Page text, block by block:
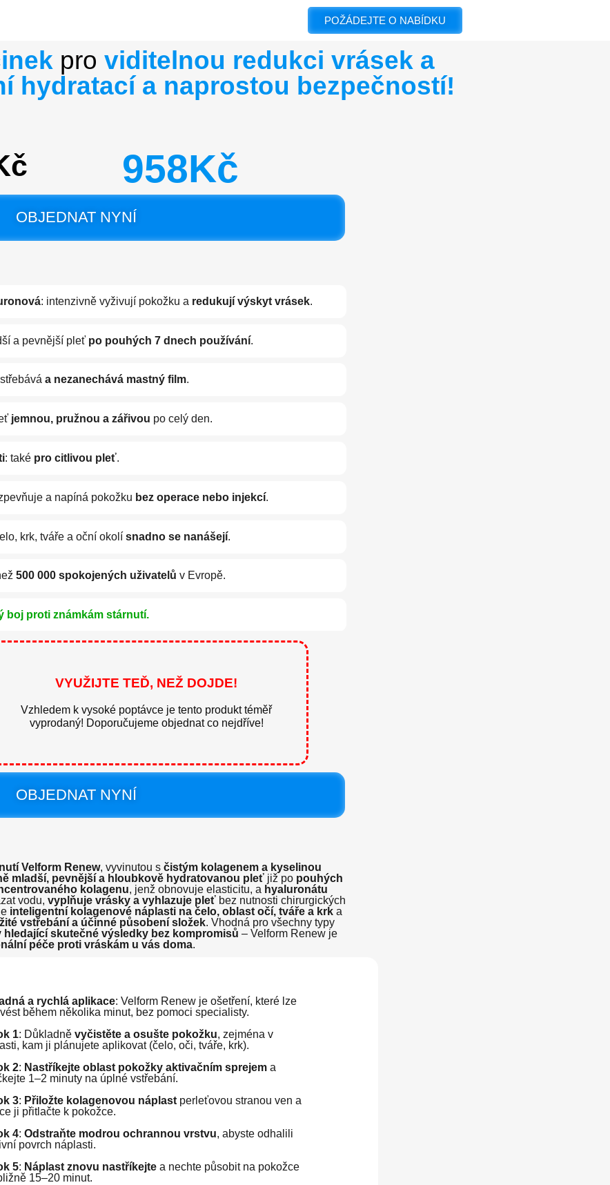
POŽÁDEJTE O NABÍDKU
pro viditelnou redukci vrásek a
hydratací a naprostou bezpečností!
958Kč
OBJEDNAT NYNÍ
: intenzivně vyživují pokožku a redukují výskyt vrásek.
a pevnější pleť po pouhých 7 dnech používání.
a nezanechává mastný film.
jemnou, pružnou a zářivou po celý den.
: také pro citlivou pleť.
a napíná pokožku bez operace nebo injekcí.
krk, tváře a oční okolísnadno se nanášejí.
500 000 spokojených uživatelů v Evropě.
boj proti známkám stárnutí.
VYUŽIJTE TEĎ, NEŽ DOJDE!
Vzhledem k vysoké poptávce je tento produkt téměř
vyprodaný! Doporučujeme objednat co nejdříve!
OBJEDNAT NYNÍ
Velform Renew, vyvinutou s čistým kolagenem a kyselinou
mladší, pevnější a hloubkově hydratovanou pleť již po pouhých
kolagenu, jenž obnovuje elasticitu, a hyaluronátu
vodu, vyplňuje vrásky a vyhlazuje pleť bez nutnosti chirurgických
inteligentní kolagenové náplasti na čelo, oblast očí, tváře a krka
vstřebání a účinné působení složek. Vhodná pro všechny typy
hledající skutečné výsledky bez kompromisů – Velform Renew je
péče proti vráskám u vás doma.
a rychlá aplikace: Velform Renew je ošetření, které lze
během několika minut, bez pomoci specialisty.
1: Důkladně vyčistěte a osušte pokožku, zejména v
kam ji plánujete aplikovat (čelo, oči, tváře, krk).
2: Nastříkejte oblast pokožky aktivačním sprejema
1–2 minuty na úplné vstřebání.
3: Přiložte kolagenovou náplastperleťovou stranou ven a
ji přitlačte k pokožce.
4: Odstraňte modrou ochrannou vrstvu, abyste odhalili
povrch náplasti.
5: Náplast znovu nastříkejtea nechte působit na pokožce
15–20 minut.